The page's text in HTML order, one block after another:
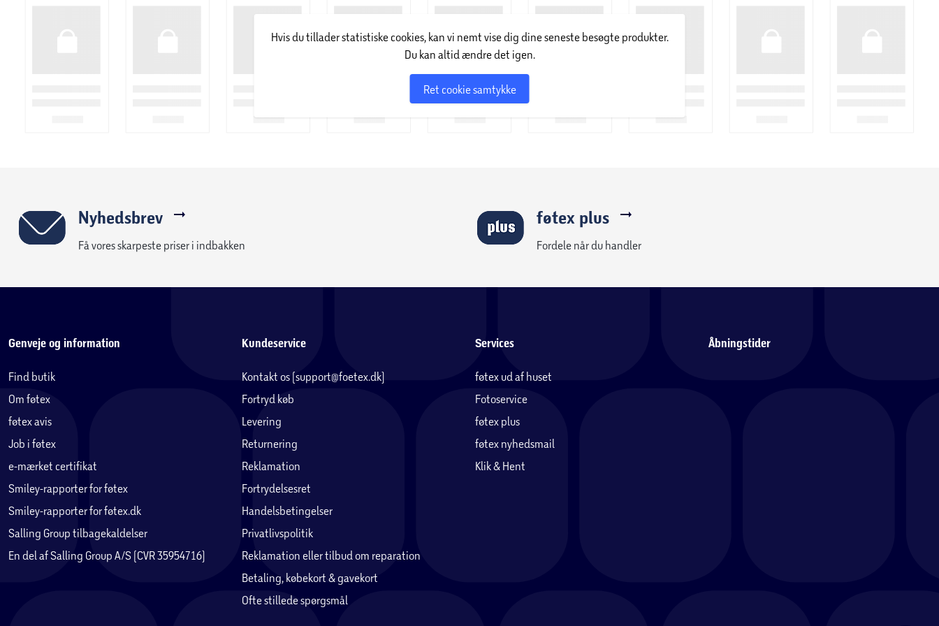
Hvis du tillader statistiske cookies, kan vi nemt vise dig dine seneste besøgte produkter.
Du kan altid ændre det igen.
Ret cookie samtykke
Nyhedsbrev
Få vores skarpeste priser i indbakken
føtex plus
Fordele når du handler
Genveje og information
Find butik
Om føtex
føtex avis
Job i føtex
e-mærket certifikat
Smiley-rapporter for føtex
Smiley-rapporter for føtex.dk
Salling Group tilbagekaldelser
En del af Salling Group A/S (CVR 35954716)
Kundeservice
Kontakt os (support@foetex.dk)
Fortryd køb
Levering
Returnering
Reklamation
Fortrydelsesret
Handelsbetingelser
Privatlivspolitik
Reklamation eller tilbud om reparation
Betaling, købekort & gavekort
Ofte stillede spørgsmål
Services
føtex ud af huset
Fotoservice
føtex plus
føtex nyhedsmail
Klik & Hent
Åbningstider